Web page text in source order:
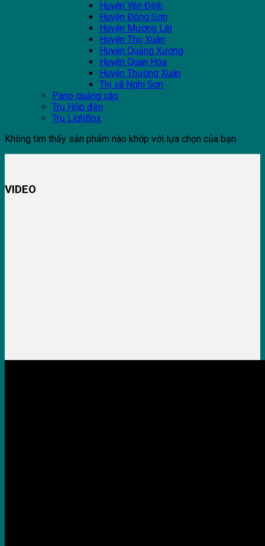
Huyện Yên Định
Huyện Đông Sơn
Huyện Mường Lát
Huyện Thọ Xuân
Huyện Quảng Xương
Huyện Quan Hóa
Huyện Thường Xuân
Thị xã Nghi Sơn
Pano quảng cáo
Trụ Hộp đèn
Trụ LighBox
Không tìm thấy sản phẩm nào khớp với lựa chọn của bạn.
VIDEO